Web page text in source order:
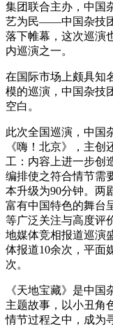
集团联合主办，中国
艺为民——中国杂技
落下帷幕，这次巡演
内巡演之一。
在国际市场上颇具知
模的巡演，中国杂技
空白。
此次全国巡演，中国
《嗨！北京》，主
工：内容上进一步创
编排使之符合情节需
本升级为90分钟。两
富有中国特色的舞台
等广泛关注与高度评
地媒体竞相报道巡演
体报道10余次，平面
次。
《天地宝藏》是中
主题故事，以小丑角
情节过程之中，成为